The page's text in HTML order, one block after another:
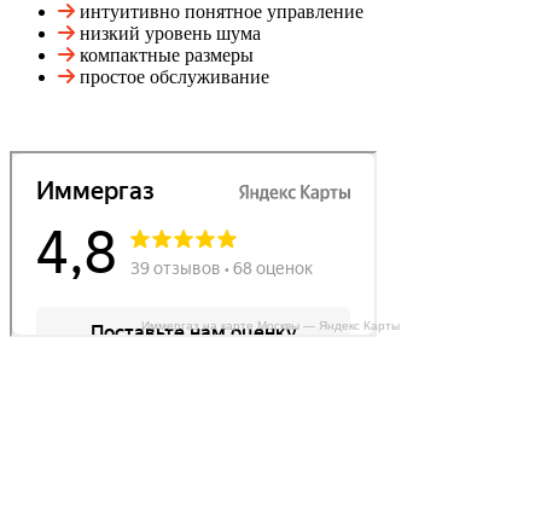
интуитивно понятное управление
низкий уровень шума
компактные размеры
простое обслуживание
Иммергаз на карте Москвы — Яндекс Карты